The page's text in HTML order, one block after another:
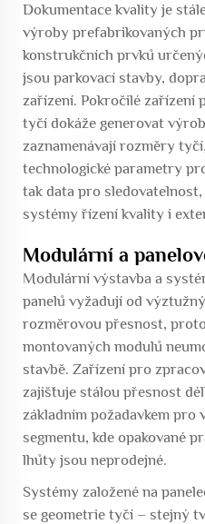
Dokumentace kvality je
výroby prefabrikovaných
konstrukčních prvků
jsou parkovací stavby,
zařízení. Pokročilé zařízení
tyčí dokáže generovat
zaznamenávají rozměry
technologické parametry
tak data pro
systémy řízení kvality i
Modulární a
Modulární výstavba a
panelů vyžadují od
rozměrovou přesnost,
montovaných modulů
stavbě. Zařízení pro
zajišťuje stálou přesnost
základním požadavkem
segmentu, kde opakované
lhůty jsou neprodejné.
Systémy založené na
se geometrie tyčí – stejný